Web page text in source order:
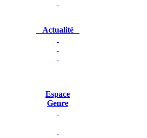
Actualité
Espace
Genre